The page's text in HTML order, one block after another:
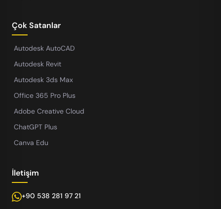
Çok Satanlar
Autodesk AutoCAD
Autodesk Revit
Autodesk 3ds Max
Office 365 Pro Plus
Adobe Creative Cloud
ChatGPT Plus
Canva Edu
İletişim
+90 538 281 97 21